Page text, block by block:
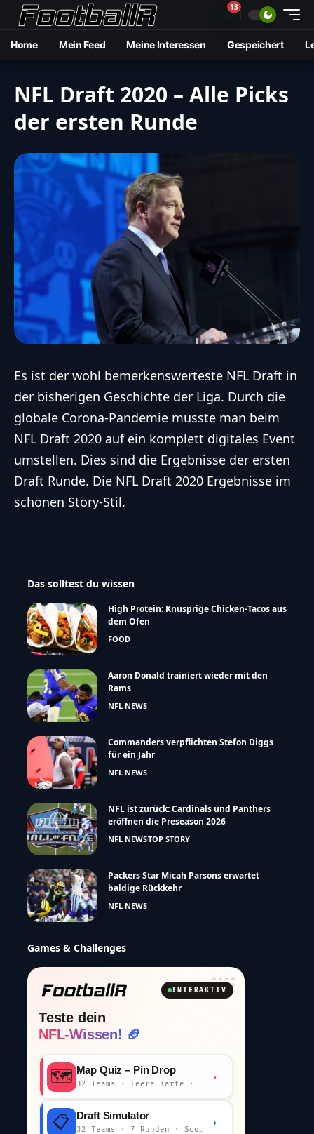
🔔13
Home Mein Feed Meine Interessen Gespeichert
NFL Draft 2020 – Alle Picks
der ersten Runde
Es ist der wohl bemerkenswerteste NFL Draft in
der bisherigen Geschichte der Liga. Durch die
globale Corona-Pandemie musste man beim
NFL Draft 2020 auf ein komplett digitales Event
umstellen. Dies sind die Ergebnisse der ersten
Draft Runde. Die NFL Draft 2020 Ergebnisse im
schönen Story-Stil.
Das solltest du wissen
High Protein: Knusprige Chicken-Tacos aus
dem Ofen
FOOD
Aaron Donald trainiert wieder mit den
Rams
NFL NEWS
Commanders verpflichten Stefon Diggs
für ein Jahr
NFL NEWS
NFL ist zurück: Cardinals und Panthers
eröffnen die Preseason 2026
NFL NEWSTOP STORY
Packers Star Micah Parsons erwartet
baldige Rückkehr
NFL NEWS
Games & Challenges
INTERAKTIV
Teste dein
NFL-Wissen! 🏈
🗺️ Map Quiz – Pin Drop
›
📋 Draft Simulator
›